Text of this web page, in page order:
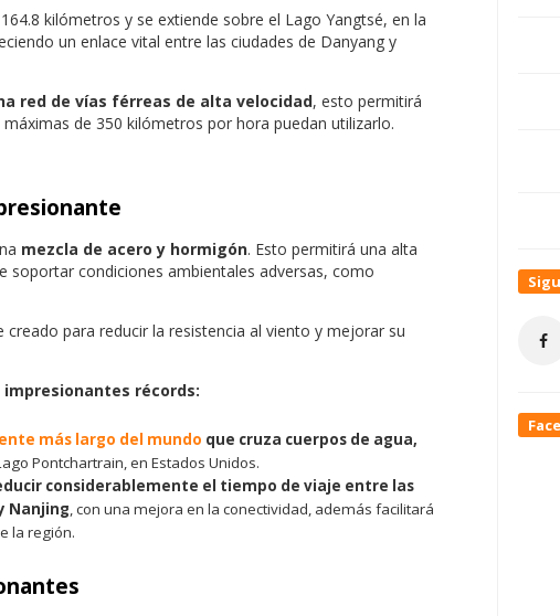
kilómetros y se extiende sobre el Lago Yangtsé, en la
un enlace vital entre las ciudades de Danyang y
red de vías férreas de alta velocidad, esto permitirá
de 350 kilómetros por hora puedan utilizarlo.
mezcla de acero y hormigón. Esto permitirá una alta
soportar condiciones ambientales adversas, como
creado para reducir la resistencia al viento y mejorar su
impresionantes récords:
más largo del mundo que cruza cuerpos de agua,
Pontchartrain, en Estados Unidos.
considerablemente el tiempo de viaje entre las
Nanjing, con una mejora en la conectividad, además facilitará
la región.